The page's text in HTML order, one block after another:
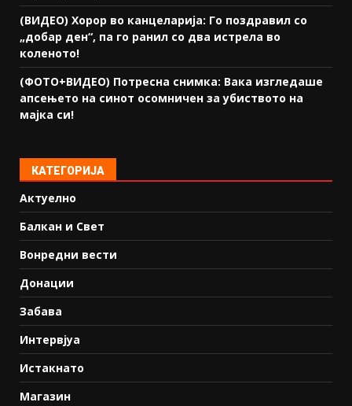
(ВИДЕО) Хорор во канцеларија: Го поздравил со
„добар ден“, па го ранил со два истрела во
коленото!
(ФОТО+ВИДЕО) Потресна снимка: Вака изгледаше
апсењето на синот осомничен за убиството на
мајка си!
КАТЕГОРИЈА
Актуелно
Балкан и Свет
Вонредни вести
Донации
Забава
Интервјуа
Истакнато
Магазин